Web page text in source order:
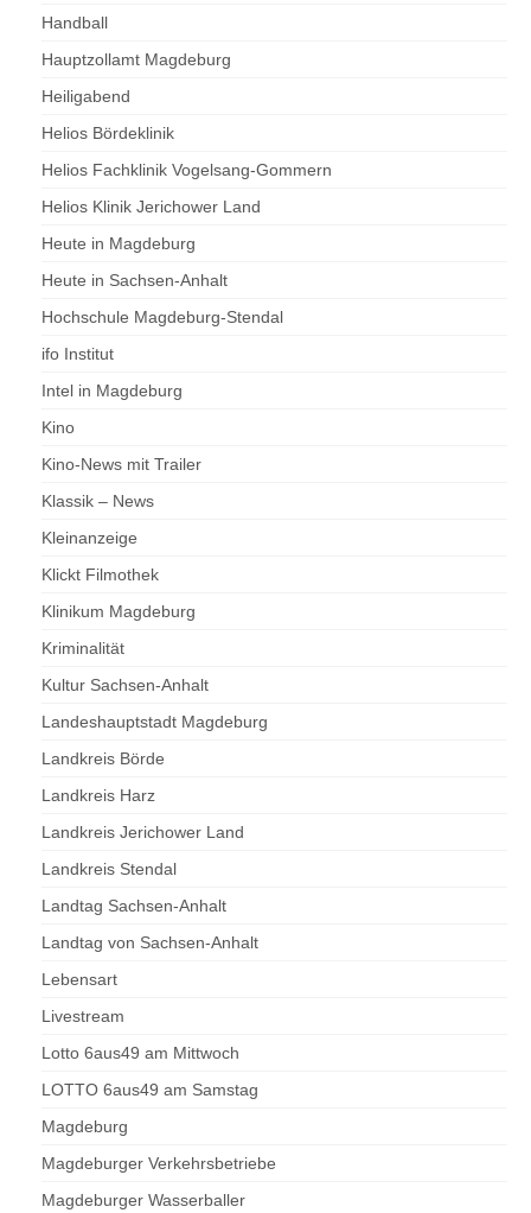
Handball
Hauptzollamt Magdeburg
Heiligabend
Helios Bördeklinik
Helios Fachklinik Vogelsang-Gommern
Helios Klinik Jerichower Land
Heute in Magdeburg
Heute in Sachsen-Anhalt
Hochschule Magdeburg-Stendal
ifo Institut
Intel in Magdeburg
Kino
Kino-News mit Trailer
Klassik – News
Kleinanzeige
Klickt Filmothek
Klinikum Magdeburg
Kriminalität
Kultur Sachsen-Anhalt
Landeshauptstadt Magdeburg
Landkreis Börde
Landkreis Harz
Landkreis Jerichower Land
Landkreis Stendal
Landtag Sachsen-Anhalt
Landtag von Sachsen-Anhalt
Lebensart
Livestream
Lotto 6aus49 am Mittwoch
LOTTO 6aus49 am Samstag
Magdeburg
Magdeburger Verkehrsbetriebe
Magdeburger Wasserballer